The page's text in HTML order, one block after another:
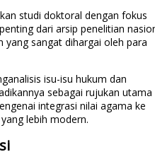
studi doktoral dengan fokus
dari arsip penelitian
yang sangat dihargai oleh para
isu-isu hukum dan
sebagai rujukan utama
integrasi nilai agama ke
lebih modern.